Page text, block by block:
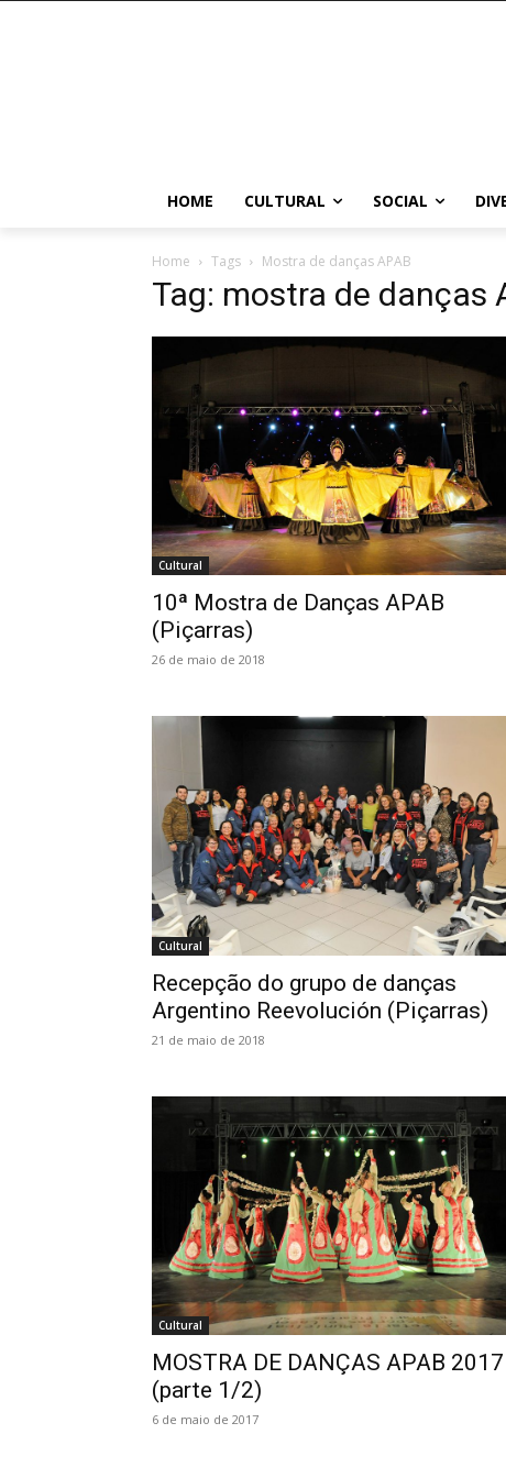
HOME CULTURAL SOCIAL
Home Tags Mostra de danças APAB
Tag: mostra de danças
Cultural
10ª Mostra de Danças APAB
(Piçarras)
26 de maio de 2018
Cultural
Recepção do grupo de danças
Argentino Reevolución (Piçarras)
21 de maio de 2018
Cultural
MOSTRA DE DANÇAS APAB 2017
(parte 1/2)
6 de maio de 2017